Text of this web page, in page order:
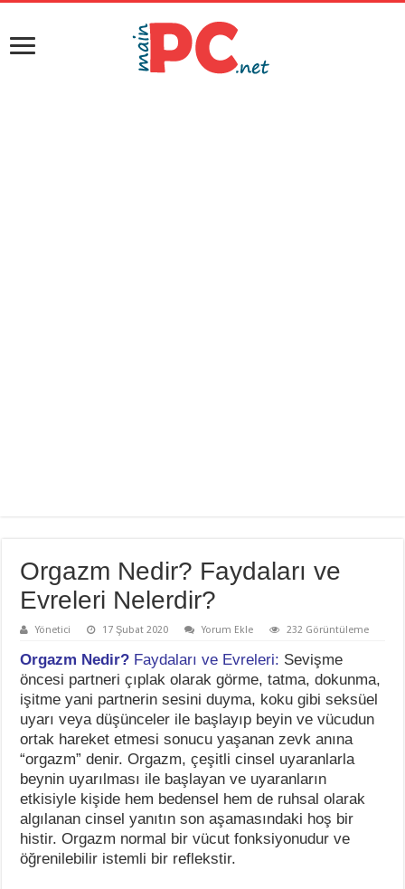
Orgazm Nedir? Faydaları ve
Evreleri Nelerdir?
Yönetici 17 Şubat 2020 Yorum Ekle 232 Görüntüleme
Orgazm Nedir? Faydaları ve Evreleri: Sevişme
öncesi partneri çıplak olarak görme, tatma, dokunma,
işitme yani partnerin sesini duyma, koku gibi seksüel
uyarı veya düşünceler ile başlayıp beyin ve vücudun
ortak hareket etmesi sonucu yaşanan zevk anına
“orgazm” denir. Orgazm, çeşitli cinsel uyaranlarla
beynin uyarılması ile başlayan ve uyaranların
etkisiyle kişide hem bedensel hem de ruhsal olarak
algılanan cinsel yanıtın son aşamasındaki hoş bir
histir. Orgazm normal bir vücut fonksiyonudur ve
öğrenilebilir istemli bir reflekstir.